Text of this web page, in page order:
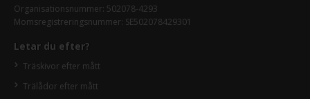
Organisationsnummer: 502078-4293
Momsregistreringsnummer: SE502078429301
Letar du efter?
Träskivor efter mått
Trälådor efter mått